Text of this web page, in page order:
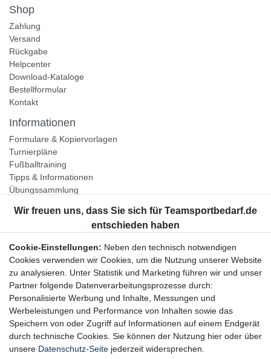
Shop
Zahlung
Versand
Rückgabe
Helpcenter
Download-Kataloge
Bestellformular
Kontakt
Informationen
Formulare & Kopiervorlagen
Turnierpläne
Fußballtraining
Tipps & Informationen
Übungssammlung
Unternehmen
Widerrufsrecht
Bestellung widerrufen
Datenschutzerklärung
AGB
Impressum
Newsletter
Cookie-Einstellungen: Neben den technisch notwendigen
Cookies verwenden wir Cookies, um die Nutzung unserer Website
zu analysieren. Unter Statistik und Marketing führen wir und unser
Partner folgende Datenverarbeitungsprozesse durch:
Personalisierte Werbung und Inhalte, Messungen und
Werbeleistungen und Performance von Inhalten sowie das
Speichern von oder Zugriff auf Informationen auf einem Endgerät
durch technische Cookies. Sie können der Nutzung hier oder über
unsere Datenschutz-Seite jederzeit widersprechen.